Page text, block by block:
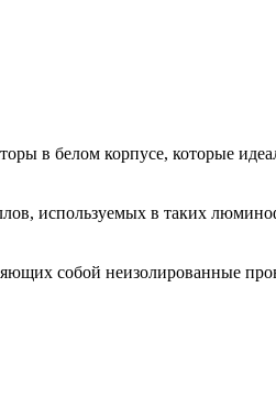
в белом корпусе, которые
используемых в таких
собой неизолированные